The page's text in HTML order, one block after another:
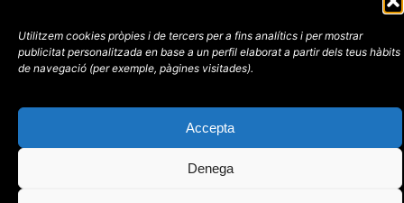
Utilitzem cookies pròpies i de tercers per a fins analítics i per mostrar
publicitatpersonalitzada en base a un perfil elaborat a partir dels teus hàbits
de navegació (perexemple, pàgines visitades).
Accepta
Denega
Avís
Política de
web deplacid.cat